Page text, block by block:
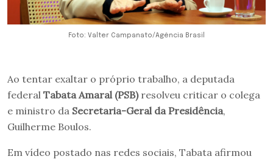
Foto: Valter Campanato/Agência Brasil
Ao tentar exaltar o próprio trabalho, a deputada
federal Tabata Amaral (PSB) resolveu criticar o colega
e ministro da Secretaria-Geral da Presidência,
Guilherme Boulos.
Em vídeo postado nas redes sociais, Tabata afirmou